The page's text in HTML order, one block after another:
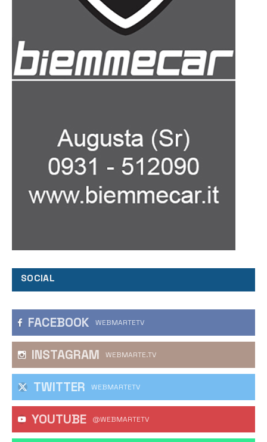
SOCIAL
FACEBOOK WEBMARTETV
INSTAGRAM WEBMARTE.TV
TWITTER WEBMARTETV
YOUTUBE @WEBMARTETV